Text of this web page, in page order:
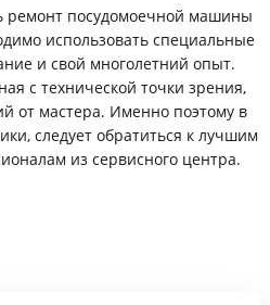
ремонт посудомоечной машины
использовать специальные
и свой многолетний опыт.
с технической точки зрения,
от мастера. Именно поэтому в
следует обратиться к лучшим
из сервисного центра.